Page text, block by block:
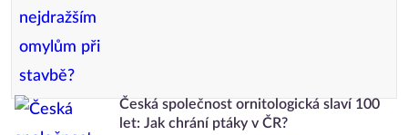
Česká společnost ornitologická slaví 100
let: Jak chrání ptáky v ČR?